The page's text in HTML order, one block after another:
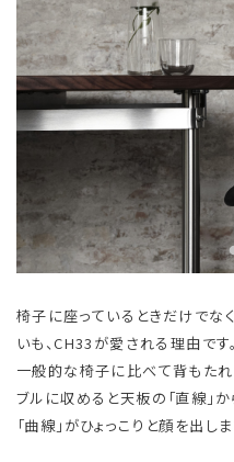
椅子に座っているときだけでな
いも、CH33が愛される理由です。
一般的な椅子に比べて背もた
ブルに収めると天板の「直線」
「曲線」がひょっこりと顔を出しま